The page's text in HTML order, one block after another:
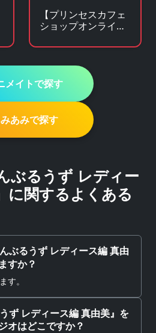
【プリンセスカフェ
ショップオンライ
クターグッズの通販
メイトで探す
あみで探す
ぶるうず レディー
に関するよくある
ぶるうず レディース編 真由
すか？
す。
ず レディース編 真由美』を
オはどこですか？